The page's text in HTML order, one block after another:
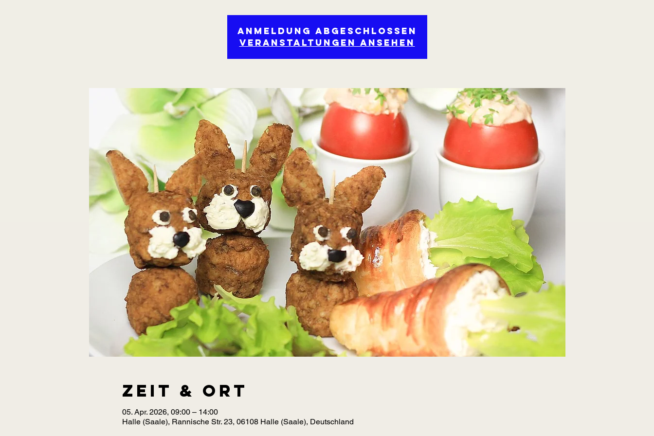
Anmeldung abgeschlossen
Veranstaltungen ansehen
Zeit & Ort
05. Apr. 2026, 09:00 – 14:00
Halle (Saale), Rannische Str. 23, 06108 Halle (Saale), Deutschland